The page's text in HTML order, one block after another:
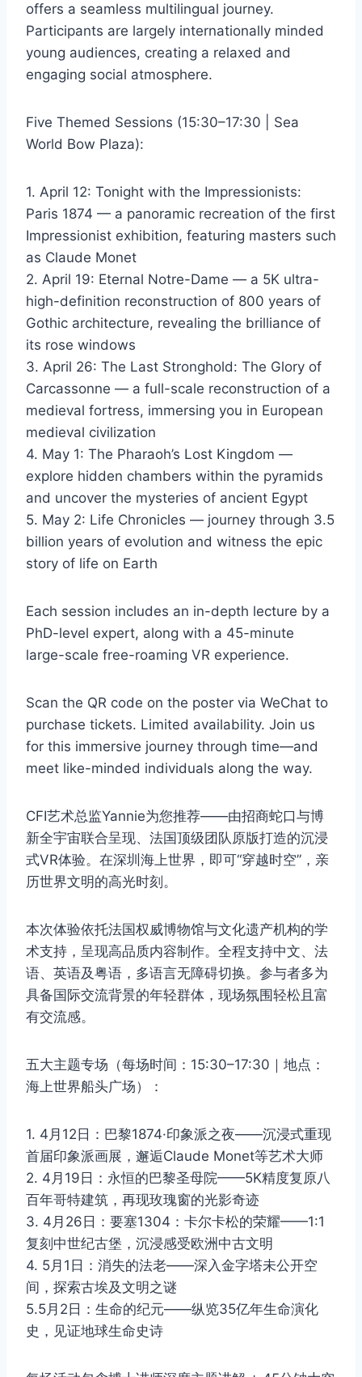
offers a seamless multilingual journey.
Participants are largely internationally minded
young audiences, creating a relaxed and
engaging social atmosphere.
Five Themed Sessions (15:30–17:30 | Sea
World Bow Plaza):
1. April 12: Tonight with the Impressionists:
Paris 1874 — a panoramic recreation of the first
Impressionist exhibition, featuring masters such
as Claude Monet
2. April 19: Eternal Notre-Dame — a 5K ultra-
high-definition reconstruction of 800 years of
Gothic architecture, revealing the brilliance of
its rose windows
3. April 26: The Last Stronghold: The Glory of
Carcassonne — a full-scale reconstruction of a
medieval fortress, immersing you in European
medieval civilization
4. May 1: The Pharaoh’s Lost Kingdom —
explore hidden chambers within the pyramids
and uncover the mysteries of ancient Egypt
5. May 2: Life Chronicles — journey through 3.5
billion years of evolution and witness the epic
story of life on Earth
Each session includes an in-depth lecture by a
PhD-level expert, along with a 45-minute
large-scale free-roaming VR experience.
Scan the QR code on the poster via WeChat to
purchase tickets. Limited availability. Join us
for this immersive journey through time—and
meet like-minded individuals along the way.
CFI艺术总监Yannie为您推荐——由招商蛇口与博
新全宇宙联合呈现、法国顶级团队原版打造的沉浸
式VR体验。在深圳海上世界，即可“穿越时空”，亲
历世界文明的高光时刻。
本次体验依托法国权威博物馆与文化遗产机构的学
术支持，呈现高品质内容制作。全程支持中文、法
语、英语及粤语，多语言无障碍切换。参与者多为
具备国际交流背景的年轻群体，现场氛围轻松且富
有交流感。
五大主题专场（每场时间：15:30–17:30｜地点：
海上世界船头广场）：
1. 4月12日：巴黎1874·印象派之夜——沉浸式重现
首届印象派画展，邂逅Claude Monet等艺术大师
2. 4月19日：永恒的巴黎圣母院——5K精度复原八
百年哥特建筑，再现玫瑰窗的光影奇迹
3. 4月26日：要塞1304：卡尔卡松的荣耀——1:1
复刻中世纪古堡，沉浸感受欧洲中古文明
4. 5月1日：消失的法老——深入金字塔未公开空
间，探索古埃及文明之谜
5.5月2日：生命的纪元——纵览35亿年生命演化
史，见证地球生命史诗